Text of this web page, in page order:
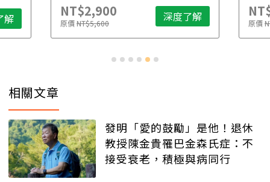
解 NT$2,900
原價NT$5,600 深度了解 原價
相關文章
發明「愛的鼓勵」是他！退休
教授陳金貴罹巴金森氏症：不
接受衰老，積極與病同行